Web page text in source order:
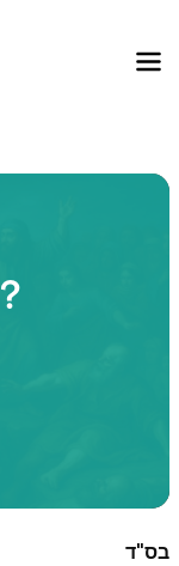
ומה נוכל ללמוד מהם?
בס"ד